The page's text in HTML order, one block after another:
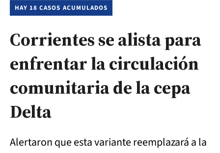
HAY 18 CASOS ACUMULADOS
Corrientes se alista para
enfrentar la circulación
comunitaria de la cepa
Delta
Alertaron que esta variante reemplazará a la